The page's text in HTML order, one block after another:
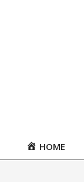
PrimaryHOME